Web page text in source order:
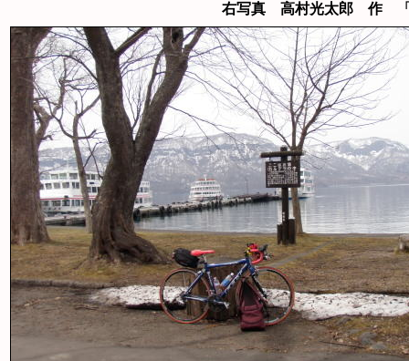
右写真 高村光太郎 作 「 智恵子 像